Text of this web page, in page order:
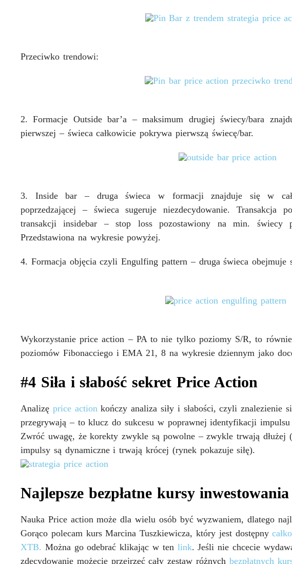
Przeciwko trendowi:
2. Formacje Outside bar’a – maksimum drugiej świecy/bara
pierwszej – świeca całkowicie pokrywa pierwszą świecę/bar.
3. Inside bar – druga świeca w formacji znajduje się w
poprzedzającej – świeca sugeruje niezdecydowanie. Transakcja
transakcji insidebar – stop loss pozostawiony na min.
Przedstawiona na wykresie powyżej.
4. Formacja objęciaczyli Engulfing pattern – druga świeca obejmuje
Wykorzystanie price action – PA to nie tylko poziomy S/R, to
poziomów Fibonacciego i EMA 21, 8 na wykresie dziennym jako
#4 Siła i słabość sekret Price Action
Analizę price actionkończy analiza siły i słabości, czyli znalezienie
przegrywają – to klucz do sukcesu w poprawnej identyfikacji
Zwróć uwagę, że korekty zwykle są powolne – zwykle trwają dłużej
impulsy są dynamiczne i trwają krócej (rynek pokazuje siłę).
Najlepsze bezpłatne kursy
Nauka Price action może dla wielu osób być wyzwaniem, dlatego
Gorąco polecam kurs Marcina Tuszkiewicza, który jest dostępny
XTB. Można go odebrać klikając w ten link. Jeśli nie chcecie
zdecydowanie możecie przejrzeć cały zestaw różnych bezpłatnych